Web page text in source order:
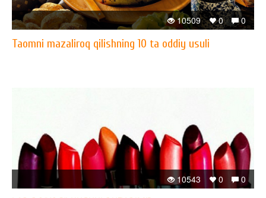
0
0
10509
Taomni mazaliroq qilishning 10 ta oddiy usuli
0
0
10543